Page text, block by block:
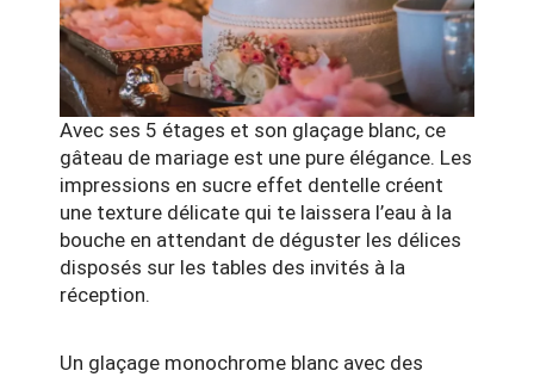
Avec ses 5 étages et son glaçage blanc, ce
gâteau de mariage est une pure élégance. Les
impressions en sucre effet dentelle créent
une texture délicate qui te laissera l’eau à la
bouche en attendant de déguster les délices
disposés sur les tables des invités à la
réception.
Un glaçage monochrome blanc avec des